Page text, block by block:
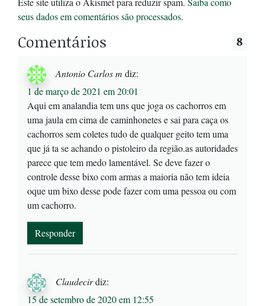
seus dados em comentários são processados.
Comentários 8
Antonio Carlos m diz:
1 de março de 2021 em 20:01
Aqui em analandia tem uns que joga os cachorros em
uma jaula em cima de caminhonetes e sai para caça os
cachorros sem coletes tudo de qualquer geito tem uma
que já ta se achando o pistoleiro da região.as autoridades
parece que tem medo lamentável. Se deve fazer o
controle desse bixo com armas a maioria não tem ideia
oque um bixo desse pode fazer com uma pessoa ou com
um cachorro.
Responder
Claudecirdiz:
15 de setembro de 2020 em 12:55